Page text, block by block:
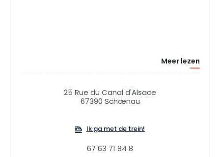
Meer lezen
25 Rue du Canal d'Alsace
67390 Schœnau
Ik ga met de trein!
67 63 71 84 8